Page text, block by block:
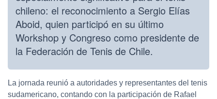
chileno: el reconocimiento a Sergio Elías
Aboid, quien participó en su último
Workshop y Congreso como presidente de
la Federación de Tenis de Chile.
La jornada reunió a autoridades y representantes del tenis
sudamericano, contando con la participación de Rafael